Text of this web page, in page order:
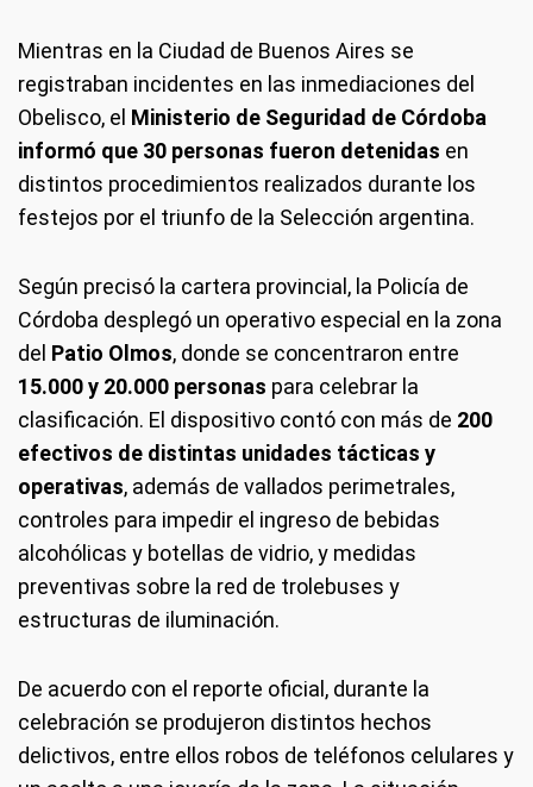
Mientras en la Ciudad de Buenos Aires se
registraban incidentes en las inmediaciones del
Obelisco, el Ministerio de Seguridad de Córdoba
informó que 30 personas fueron detenidas en
distintos procedimientos realizados durante los
festejos por el triunfo de la Selección argentina.
Según precisó la cartera provincial, la Policía de
Córdoba desplegó un operativo especial en la zona
del Patio Olmos, donde se concentraron entre
15.000 y 20.000 personas para celebrar la
clasificación. El dispositivo contó con más de 200
efectivos de distintas unidades tácticas y
operativas, además de vallados perimetrales,
controles para impedir el ingreso de bebidas
alcohólicas y botellas de vidrio, y medidas
preventivas sobre la red de trolebuses y
estructuras de iluminación.
De acuerdo con el reporte oficial, durante la
celebración se produjeron distintos hechos
delictivos, entre ellos robos de teléfonos celulares y